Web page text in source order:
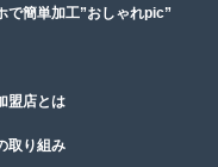
で簡単加工”おしゃれpic”
盟店とは
取り組み